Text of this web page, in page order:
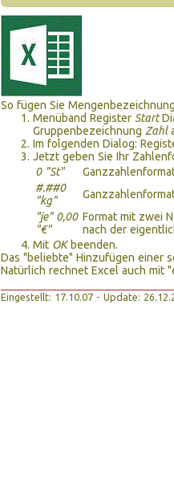
So fügen Sie
Menüband Register Start
Gruppenbezeichnung Zahl
Im folgenden Dialog:
Jetzt geben Sie Ihr
0 "St"
#.##0
"kg"
"je" 0,00
"€"
Format mit zwei
nach der
Mit OKbeenden.
Das "beliebte" Hinzufügen einer
Natürlich rechnet Excel auch mit
Eingestellt: 17.10.07 - Update: